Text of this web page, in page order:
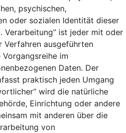
psychischen,
oder sozialen Identität dieser
Verarbeitung“ ist jeder mit oder
ausgeführten
im
Daten. Der
praktisch jeden Umgang
wird die natürliche
Einrichtung oder andere
mit anderen über die
von